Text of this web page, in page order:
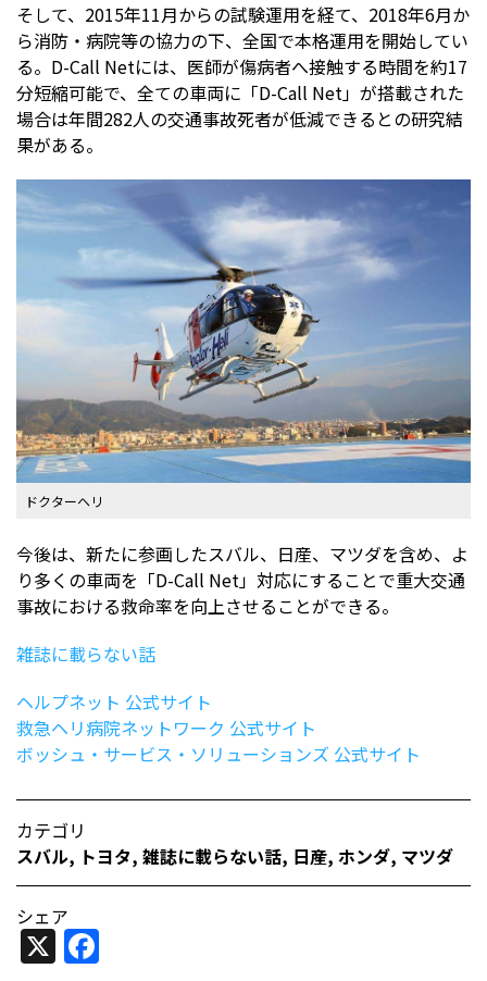
そして、2015年11月からの試験運用を経て、2018年6月か
ら消防・病院等の協力の下、全国で本格運用を開始してい
る。D-Call Netには、医師が傷病者へ接触する時間を約17
分短縮可能で、全ての車両に「D-Call Net」が搭載された
場合は年間282人の交通事故死者が低減できるとの研究結
果がある。
ドクターヘリ
今後は、新たに参画したスバル、日産、マツダを含め、よ
り多くの車両を「D-Call Net」対応にすることで重大交通
事故における救命率を向上させることができる。
雑誌に載らない話
ヘルプネット 公式サイト
救急ヘリ病院ネットワーク 公式サイト
ボッシュ・サービス・ソリューションズ 公式サイト
カテゴリ
スバル, トヨタ, 雑誌に載らない話, 日産, ホンダ, マツダ
シェア
X